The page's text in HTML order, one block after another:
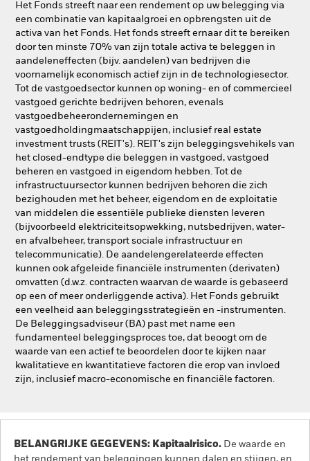
Ons bedrijf
Het Fonds streeft naar een rendement op uw belegging via
een combinatie van kapitaalgroei en opbrengsten uit de
activa van het Fonds. Het fonds streeft ernaar dit te bereiken
door ten minste 70% van zijn totale activa te beleggen in
aandeleneffecten (bijv. aandelen) van bedrijven die
voornamelijk economisch actief zijn in de technologiesector.
Tot de vastgoedsector kunnen op woning- en of commercieel
vastgoed gerichte bedrijven behoren, evenals
vastgoedbeheerondernemingen en
vastgoedholdingmaatschappijen, inclusief real estate
investment trusts (REIT's). REIT's zijn beleggingsvehikels van
het closed-endtype die beleggen in vastgoed, vastgoed
beheren en vastgoed in eigendom hebben. Tot de
infrastructuursector kunnen bedrijven behoren die zich
bezighouden met het beheer, eigendom en de exploitatie
van middelen die essentiële publieke diensten leveren
(bijvoorbeeld elektriciteitsopwekking, nutsbedrijven, water-
en afvalbeheer, transport sociale infrastructuur en
telecommunicatie). De aandelengerelateerde effecten
kunnen ook afgeleide financiële instrumenten (derivaten)
omvatten (d.w.z. contracten waarvan de waarde is gebaseerd
op een of meer onderliggende activa). Het Fonds gebruikt
een veelheid aan beleggingsstrategieën en -instrumenten.
De Beleggingsadviseur (BA) past met name een
fundamenteel beleggingsproces toe, dat beoogt om de
waarde van een actief te beoordelen door te kijken naar
kwalitatieve en kwantitatieve factoren die erop van invloed
zijn, inclusief macro-economische en financiële factoren.
BELANGRIJKE GEGEVENS: Kapitaalrisico. De waarde en
het rendement van beleggingen kunnen dalen en stijgen, en